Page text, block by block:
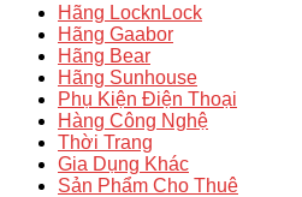
Hãng LocknLock
Hãng Gaabor
Hãng Bear
Hãng Sunhouse
Phụ Kiện Điện Thoại
Hàng Công Nghệ
Thời Trang
Gia Dụng Khác
Sản Phẩm Cho Thuê